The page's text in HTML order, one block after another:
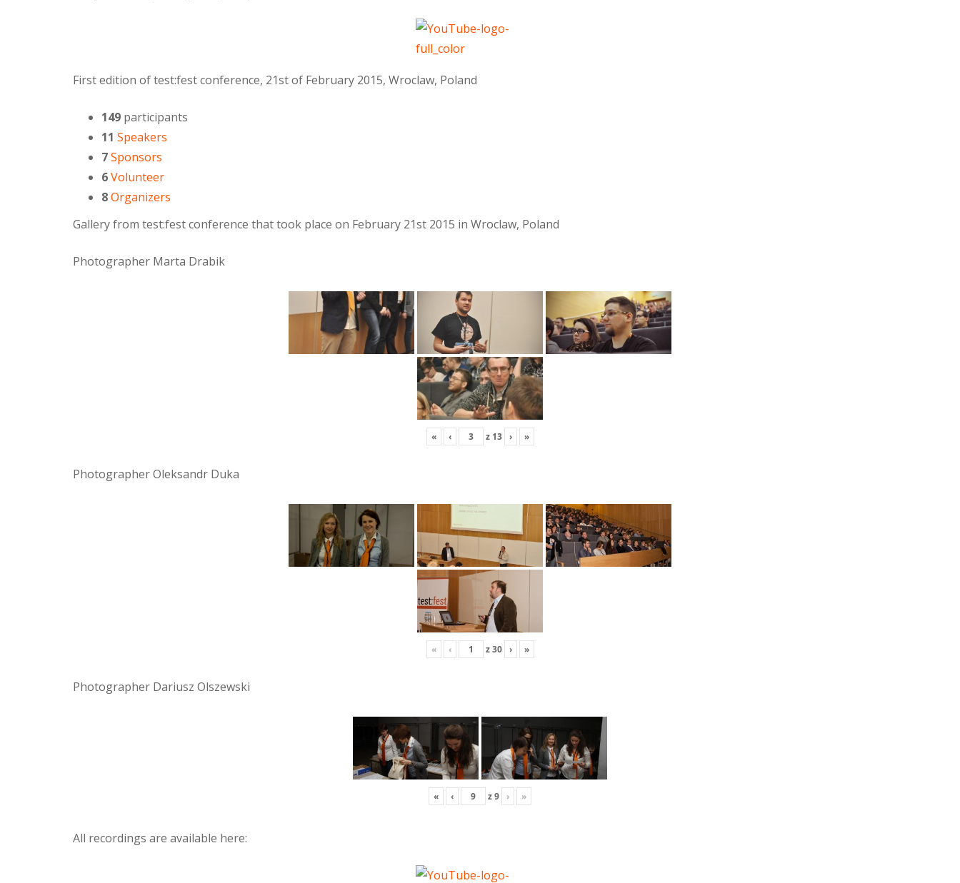
First edition of test:fest conference, 21st of February 2015, Wroclaw, Poland
149 participants
11 Speakers
7Sponsors
6Volunteer
8Organizers
Gallery from test:fest conference that took place on February 21st 2015 in Wroclaw, Poland
Photographer Marta Drabik
« ‹ z 13 › »
Photographer Oleksandr Duka
« ‹ z30 › »
Photographer Dariusz Olszewski
« ‹ z9 › »
All recordings are available here: